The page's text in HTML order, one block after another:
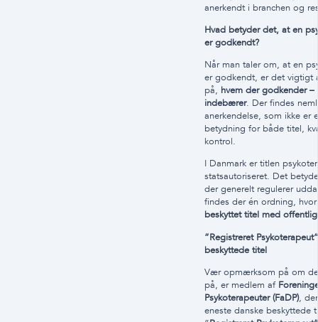
anerkendt i branchen og
Hvad betyder det, at en
er godkendt?
Når man taler om, at en
er godkendt, er det
på, hvem der godkender
indebærer. Der findes
anerkendelse, som ikke er
betydning for både titel,
kontrol.
I Danmark er titlen
statsautoriseret. Det
der generelt regulerer
findes der én ordning,
beskyttet titel med
”Registreret
beskyttede titel
Vær opmærksom på om
på, er medlem af
Psykoterapeuter (FaDP),
eneste danske beskyttede